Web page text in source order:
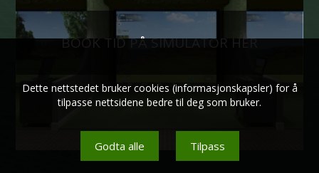
BOOK TID PÅ SIMULATOR HER
Dette nettstedet bruker cookies (informasjonskapsler) for å
tilpasse nettsidene bedre til deg som bruker.
Godta alle Tilpass